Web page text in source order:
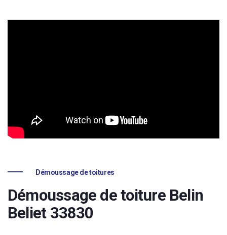
Démoussage de toitures
Démoussage de toiture Belin
Beliet 33830